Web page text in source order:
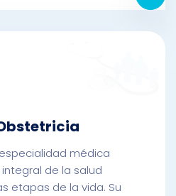
médica
de la salud
etapas de la vida. Su